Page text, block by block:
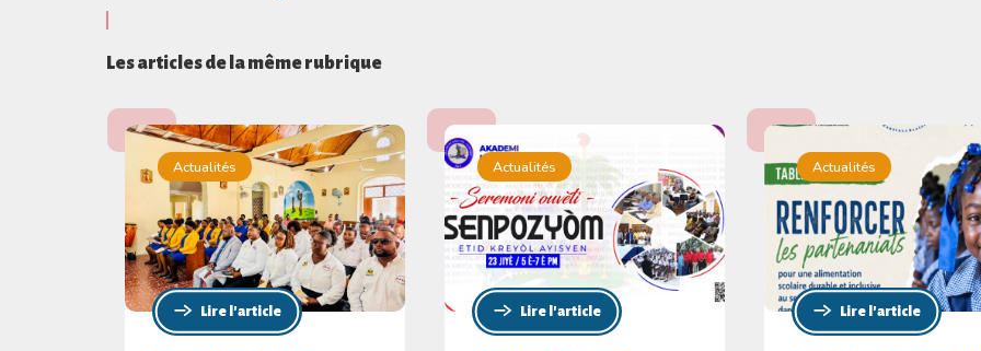
Les articles de la même rubrique
Actualités
Lire l'article
Actualités
Lire l'article
Actualités
Lire l'article